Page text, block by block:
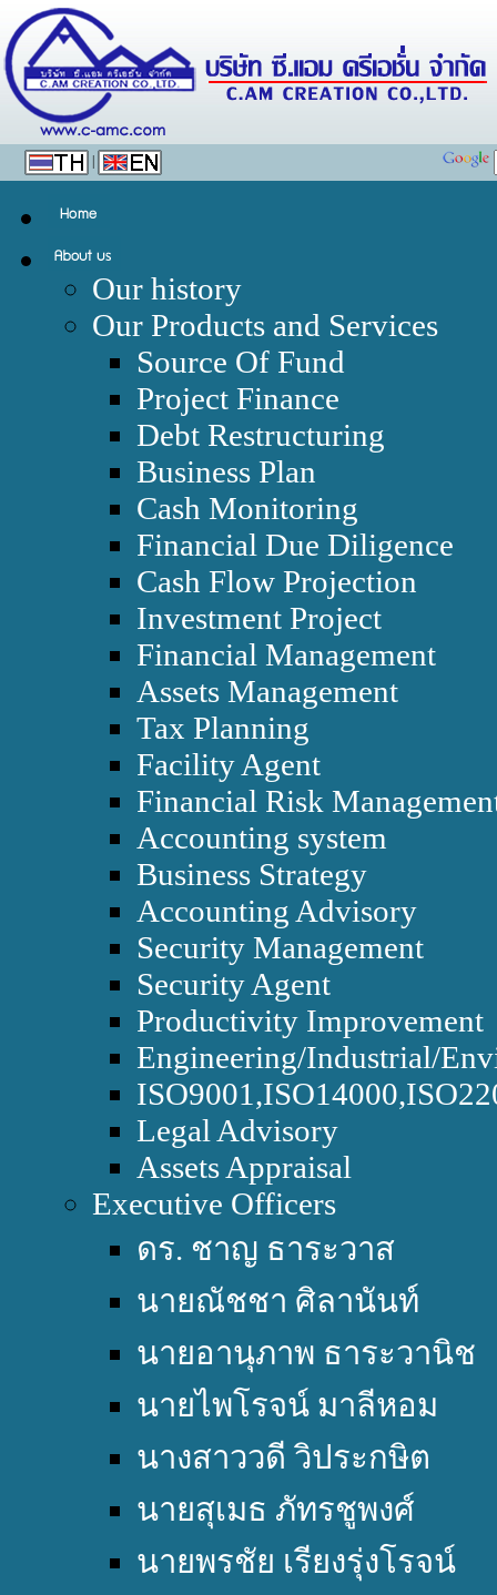
Our history
Our Products and Services
Source Of Fund
Project Finance
Debt Restructuring
Business Plan
Cash Monitoring
Financial Due Diligence
Cash Flow Projection
Investment Project
Financial Management
Assets Management
Tax Planning
Facility Agent
Financial Risk
Accounting system
Business Strategy
Accounting Advisory
Security Management
Security Agent
Productivity Improvement
Engineering/Industrial/
Legal Advisory
Assets Appraisal
Executive Officers
ดร. ชาญ ธาระวาส
นายณัชชา ศิลานันท์
นายอานุภาพ ธาระวานิช
นายไพโรจน์ มาลีหอม
นางสาววดี วิประกษิต
นายสุเมธ ภัทรชูพงศ์
นายพรชัย เรียงรุ่งโรจน์